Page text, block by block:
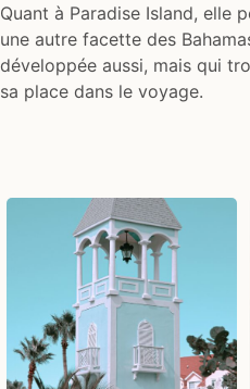
Quant à Paradise Island, elle
une autre facette des
développée aussi, mais qui
sa place dans le voyage.